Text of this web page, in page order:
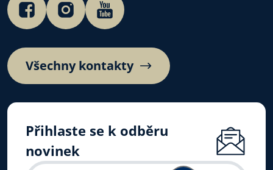
Všechny kontakty
Přihlaste se k odběru
novinek